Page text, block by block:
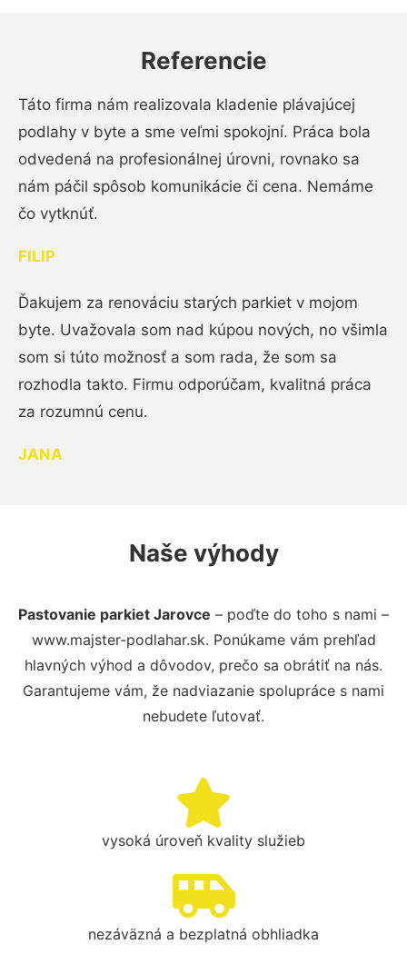
Referencie
Táto firma nám realizovala kladenie plávajúcej
podlahy v byte a sme veľmi spokojní. Práca bola
odvedená na profesionálnej úrovni, rovnako sa
nám páčil spôsob komunikácie či cena. Nemáme
čo vytknúť.
FILIP
Ďakujem za renováciu starých parkiet v mojom
byte. Uvažovala som nad kúpou nových, no všimla
som si túto možnosť a som rada, že som sa
rozhodla takto. Firmu odporúčam, kvalitná práca
za rozumnú cenu.
JANA
Naše výhody
Pastovanie parkiet Jarovce – poďte do toho s nami –
www.majster-podlahar.sk. Ponúkame vám prehľad
hlavných výhod a dôvodov, prečo sa obrátiť na nás.
Garantujeme vám, že nadviazanie spolupráce s nami
nebudete ľutovať.
vysoká úroveň kvality služieb
nezáväzná a bezplatná obhliadka